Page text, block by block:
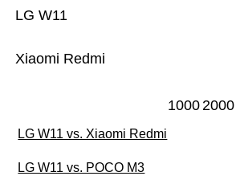
Xiaomi Redmi
LG W11
10002000
LG W11 vs. Xiaomi Redmi
LG W11 vs. POCO M3